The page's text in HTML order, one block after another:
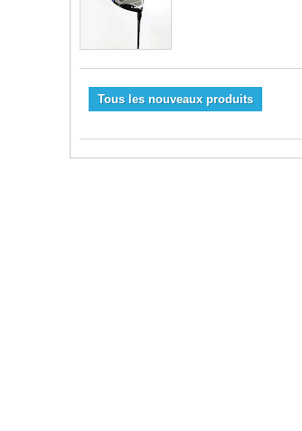
Tous les nouveaux produits